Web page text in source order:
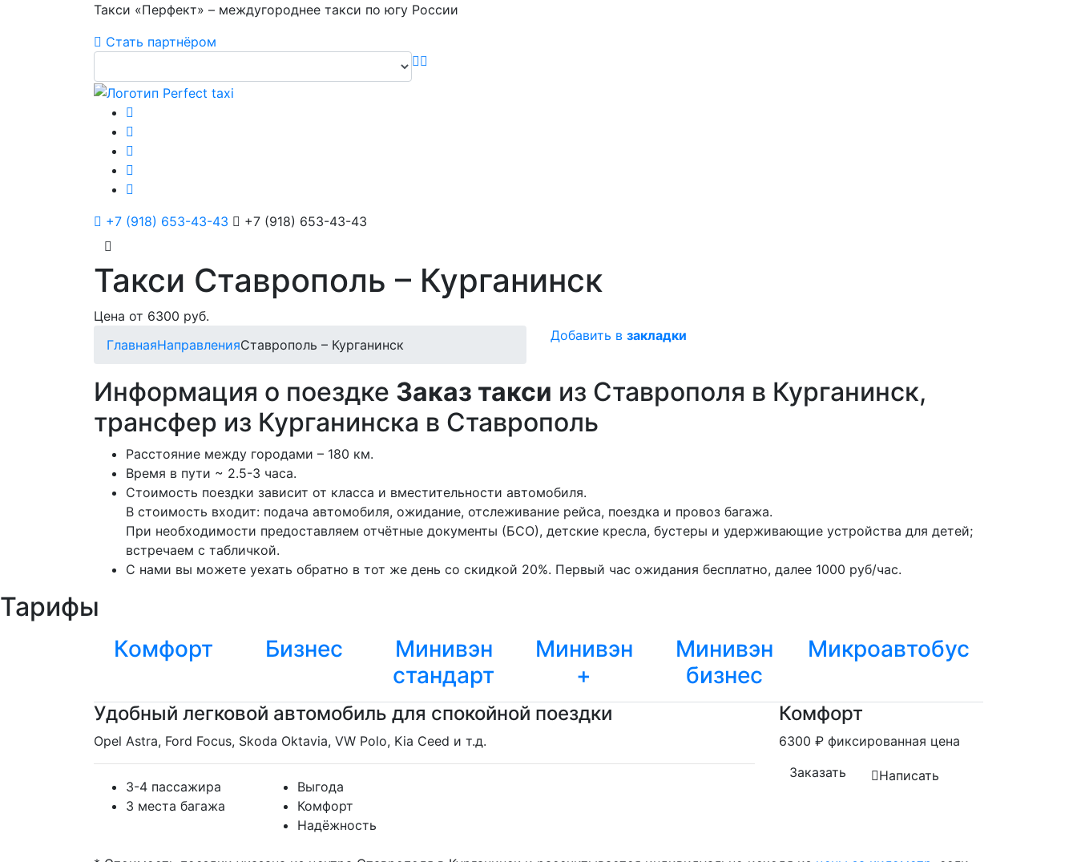
Такси «Перфект» – междугороднее такси по югу России
Стать партнёром
+7 (918) 653-43-43 +7 (918) 653-43-43
Такси Ставрополь – Курганинск
Цена от 6300 руб.
ГлавнаяНаправленияСтаврополь – Курганинск
Добавить в закладки
Информация о поездке Заказ такси из Ставрополя в Курганинск,
трансфер из Курганинска в Ставрополь
Расстояние между городами – 180 км.
Время в пути ~ 2.5-3 часа.
Стоимость поездки зависит от класса и вместительности автомобиля.
В стоимость входит: подача автомобиля, ожидание, отслеживание рейса, поездка и провоз багажа.
При необходимости предоставляем отчётные документы (БСО), детские кресла, бустеры и удерживающие устройства для детей;
встречаем с табличкой.
С нами вы можете уехать обратно в тот же день со скидкой 20%. Первый час ожидания бесплатно, далее 1000 руб/час.
Тарифы
Комфорт Бизнес
Минивэн
стандарт
Минивэн
+
Минивэн
бизнес
Микроавтобус
Удобный легковой автомобиль для спокойной поездки
Opel Astra, Ford Focus, Skoda Oktavia, VW Polo, Kia Ceed и т.д.
3-4 пассажира
3 места багажа
Выгода
Комфорт
Надёжность
Комфорт
6300 ₽ фиксированная цена
Заказать
Написать